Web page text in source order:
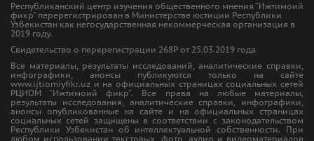
Республиканский центр изучения общественного мнения “Ижтимоий
фикр” перерегистрирован в Министерстве юстиции Республики
Узбекистан как негосударственная некоммерческая организация в
2019 году.
Свидетельство о перерегистрации 268Р от 25.03.2019 года
Все материалы, результаты исследований, аналитические справки,
инфографики, анонсы публикуются только на сайте
www.ijtiomiyfikr.uz и на официальных страницах социальных сетей
РЦИОМ "Ижтимоий фикр". Все права на любые материалы,
результаты исследования, аналитические справки, инфографики,
анонсы опубликованные на сайте и на официальных страницах
социальных сетей защищены в соответствии с законодательством
Республики Узбекистан об интеллектуальной собственности. При
любом использовании текстовых, фото, аудио и видеоматериалов